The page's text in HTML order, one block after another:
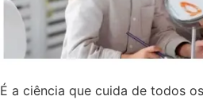
É a ciência que cuida de todos